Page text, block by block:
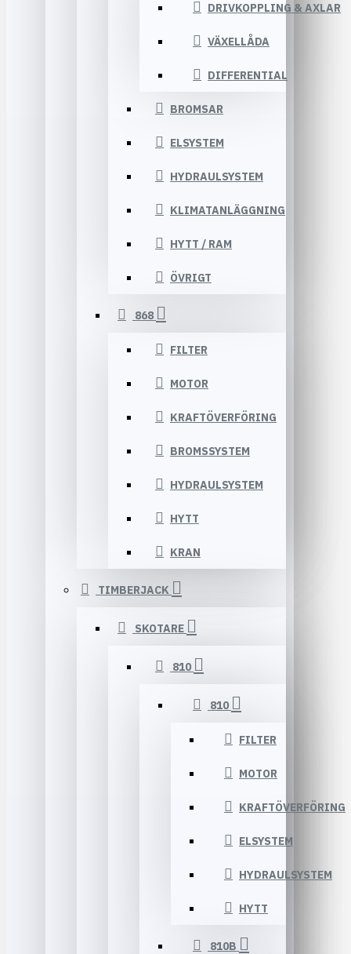
DRIVKOPPLING & AXLAR
VÄXELLÅDA
DIFFERENTIAL
BROMSAR
ELSYSTEM
HYDRAULSYSTEM
KLIMATANLÄGGNING
HYTT / RAM
ÖVRIGT
868
FILTER
MOTOR
KRAFTÖVERFÖRING
BROMSSYSTEM
HYDRAULSYSTEM
HYTT
KRAN
TIMBERJACK
SKOTARE
810
810
FILTER
MOTOR
KRAFTÖVERFÖRING
ELSYSTEM
HYDRAULSYSTEM
HYTT
810B